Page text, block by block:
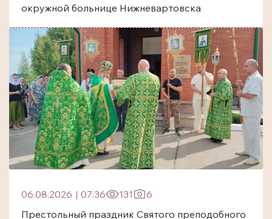
окружной больнице Нижневартовска
06.08.2026 | 07:36 131
6
Престольный праздник Святого преподобного